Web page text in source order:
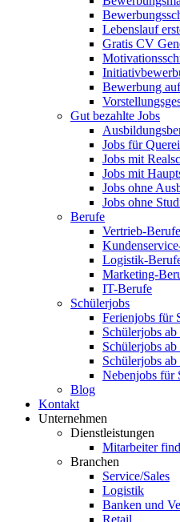
Lebenslauf
Gratis CV
Bewerbung
Gut bezahlte Jobs
Jobs für
Jobs mit
Jobs mit
Jobs ohne
Jobs ohne
Berufe
Vertrieb-Berufe
Logistik-
Marketing-
IT-Berufe
Schülerjobs
Ferienjobs für
Schülerjobs ab
Schülerjobs ab
Schülerjobs ab
Nebenjobs für
Blog
Kontakt
Unternehmen
Dienstleistungen
Mitarbeiter
Branchen
Service/Sales
Logistik
Banken und
Retail